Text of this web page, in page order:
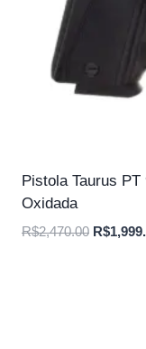
Pistola Taurus PT
Oxidada
R$2,470.00 O
R$